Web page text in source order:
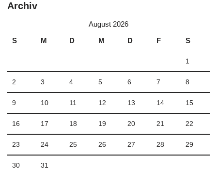
Archiv
August 2026
S
M D M D F S
1
2 3 4 5 6 7 8
9 10 11 12 13 14 15
16 17 18 19 20 21 22
23 24 25 26 27 28 29
30 31